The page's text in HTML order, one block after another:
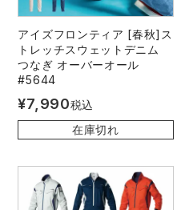
アイズフロンティア [春秋]ス
トレッチスウェットデニム
つなぎ オーバーオール
#5644
¥7,990税込
在庫切れ